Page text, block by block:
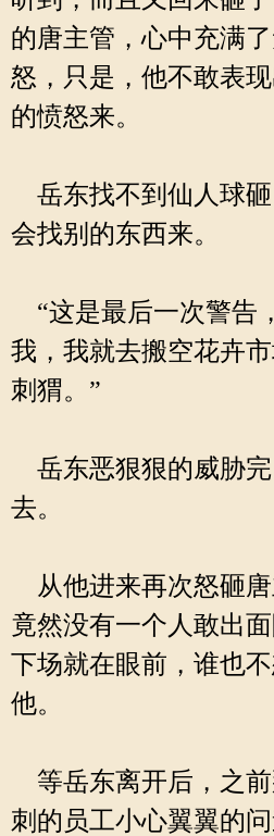
的唐主管，心中充满
怒，只是，他不敢表
的愤怒来。
岳东找不到仙人球
会找别的东西来。
“这是最后一次警告
我，我就去搬空花卉
刺猬。”
岳东恶狠狠的威胁
去。
从他进来再次怒砸唐
竟然没有一个人敢出
下场就在眼前，谁也
他。
等岳东离开后，之
刺的员工小心翼翼的